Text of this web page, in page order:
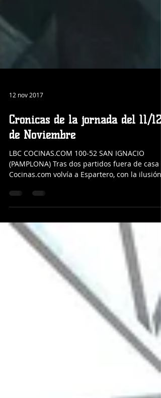
12 nov 2017
Crónicas de la jornada del 11/12
de Noviembre
LBC COCINAS.COM 100-52 SAN IGNACIO
Cocinas.com volvía a Espartero, con la ilusión
de jugar...